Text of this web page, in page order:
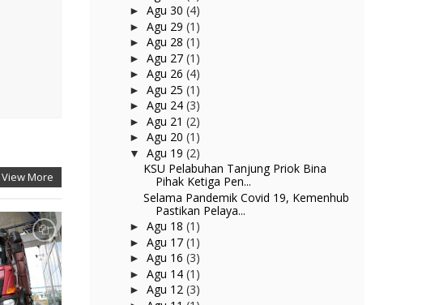
View More
► Agu 30 (4)
► Agu 29 (1)
► Agu 28 (1)
► Agu 27 (1)
► Agu 26 (4)
► Agu 25 (1)
► Agu 24 (3)
► Agu 21 (2)
► Agu 20 (1)
▼ Agu 19 (2)
KSU Pelabuhan Tanjung Priok Bina
Pihak Ketiga Pen...
Selama Pandemik Covid 19, Kemenhub
Pastikan Pelaya...
► Agu 18 (1)
► Agu 17 (1)
► Agu 16 (3)
► Agu 14 (1)
► Agu 12 (3)